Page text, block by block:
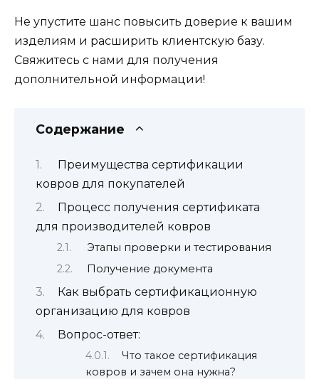
Не упустите шанс повысить доверие к вашим
изделиям и расширить клиентскую базу.
Свяжитесь с нами для получения
дополнительной информации!
Содержание
Преимущества сертификации
ковров для покупателей
Процесс получения сертификата
для производителей ковров
Этапы проверки и тестирования
Получение документа
Как выбрать сертификационную
организацию для ковров
Вопрос-ответ:
Что такое сертификация
ковров и зачем она нужна?